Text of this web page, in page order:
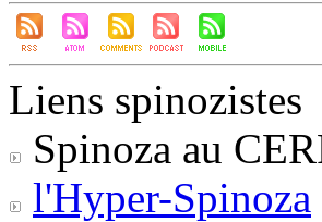
Liens spinozistes
Spinoza au
l'Hyper-Spinoza